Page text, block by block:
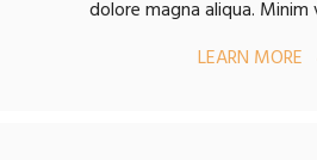
dolore magna aliqua.
LEARN MORE